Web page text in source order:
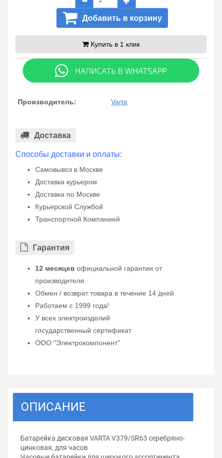
Добавить в корзину
Купить в 1 клик
Производитель: Varta
Доставка
Способы доставки и оплаты:
Самовывоз в Москве
Доставка курьером
Доставка по Москве
Курьерской Службой
Транспортной Компанией
Гарантия
12 месяцев официальной гарантии от
производителя
Обмен / возврат товара в течение 14 дней
Работаем с 1999 года!
У всех электроизделий
государственный сертификат
ООО "Электрокомпонент"
ОПИСАНИЕ
Батарейка дисковая VARTA V379/SR63 серебряно-
цинковая, для часов